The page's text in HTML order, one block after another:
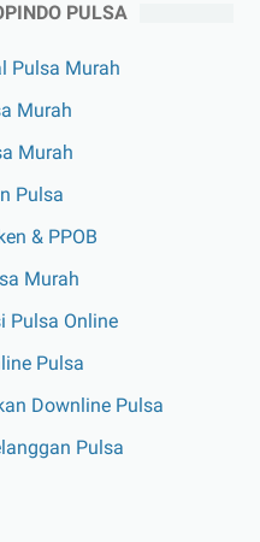
PULSA
Pulsa Murah
Murah
Murah
Pulsa
& PPOB
Murah
Pulsa Online
Pulsa
Downline Pulsa
Pulsa